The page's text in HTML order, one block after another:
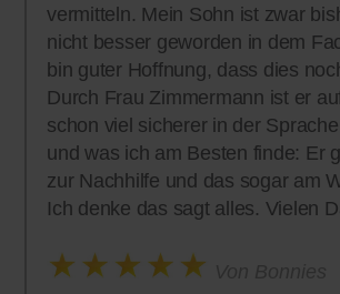
vermitteln. Mein Sohn ist zwar
nicht besser geworden in dem
bin guter Hoffnung, dass dies
Durch Frau Zimmermann ist er
schon viel sicherer in der
und was ich am Besten finde: Er
zur Nachhilfe und das sogar am
Ich denke das sagt alles. Vielen